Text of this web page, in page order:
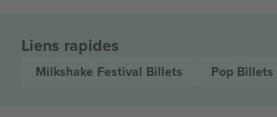
Liens rapides
Milkshake Festival Billets Pop Billets